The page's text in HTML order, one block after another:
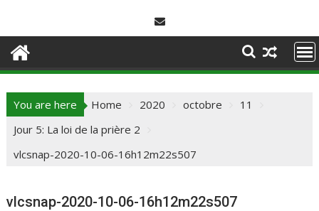
You are here Home 2020 octobre
11
Jour 5: La loi de la prière 2
vlcsnap-2020-10-06-16h12m22s507
vlcsnap-2020-10-06-16h12m22s507